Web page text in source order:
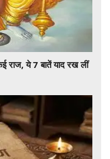
राज, ये 7 बातें याद रख लीं